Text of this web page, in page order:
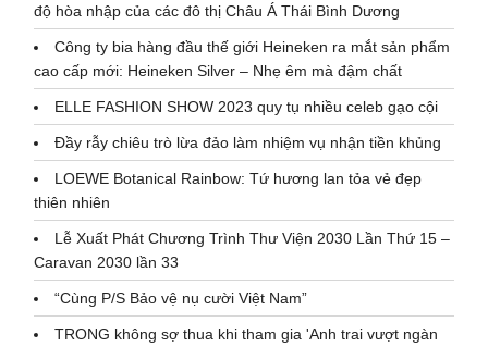
độ hòa nhập của các đô thị Châu Á Thái Bình Dương
Công ty bia hàng đầu thế giới Heineken ra mắt sản phẩm
cao cấp mới: Heineken Silver – Nhẹ êm mà đậm chất
ELLE FASHION SHOW 2023 quy tụ nhiều celeb gạo cội
Đầy rẫy chiêu trò lừa đảo làm nhiệm vụ nhận tiền khủng
LOEWE Botanical Rainbow: Tứ hương lan tỏa vẻ đẹp
thiên nhiên
Lễ Xuất Phát Chương Trình Thư Viện 2030 Lần Thứ 15 –
Caravan 2030 lần 33
“Cùng P/S Bảo vệ nụ cười Việt Nam”
TRONG không sợ thua khi tham gia 'Anh trai vượt ngàn